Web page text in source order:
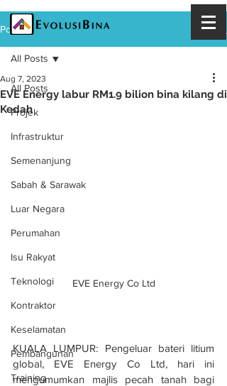
Post
All Posts
Projek
Infrastruktur
Semenanjung
Sabah & Sarawak
Luar Negara
Perumahan
Isu Rakyat
Teknologi
Kontraktor
Keselamatan
Pembangunan
Training
All Posts
EVE Energy labur RM1.9 bilion bina kilang di
Kedah
Aug 7, 2023
EVE Energy Co Ltd
KUALA LUMPUR: Pengeluar bateri litium
global, EVE Energy Co Ltd, hari ini
mengumumkan majlis pecah tanah bagi